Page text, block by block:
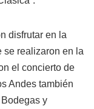
disfrutar en la
se realizaron en la
el concierto de
Andes también
y